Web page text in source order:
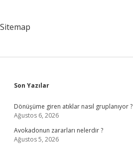
Sitemap
Sidebar
Son Yazılar
Dönüşüme giren atıklar nasıl gruplanıyor ?
Ağustos 6, 2026
Avokadonun zararları nelerdir ?
Ağustos 5, 2026